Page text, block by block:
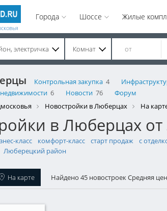
Города Шоссе Жилые
электричка Комнат
Контрольная закупка 4
недвижимости 6 Новости 76
Форум
Новостройки в Люберцах На
в Люберцах
класс комфорт-класс старт продаж с
Люберецкий район
На карте Найдено 45 новостроекСредняя